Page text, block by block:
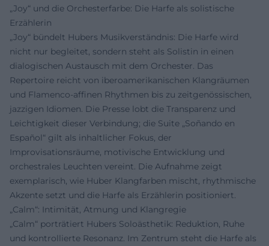
„Joy“ und die Orchesterfarbe: Die Harfe als solistische
Erzählerin
„Joy“ bündelt Hubers Musikverständnis: Die Harfe wird
nicht nur begleitet, sondern steht als Solistin in einen
dialogischen Austausch mit dem Orchester. Das
Repertoire reicht von iberoamerikanischen Klangräumen
und Flamenco-affinen Rhythmen bis zu zeitgenössischen,
jazzigen Idiomen. Die Presse lobt die Transparenz und
Leichtigkeit dieser Verbindung; die Suite „Soñando en
Español“ gilt als inhaltlicher Fokus, der
Improvisationsräume, motivische Entwicklung und
orchestrales Leuchten vereint. Die Aufnahme zeigt
exemplarisch, wie Huber Klangfarben mischt, rhythmische
Akzente setzt und die Harfe als Erzählerin positioniert.
„Calm“: Intimität, Atmung und Klangregie
„Calm“ porträtiert Hubers Soloästhetik: Reduktion, Ruhe
und kontrollierte Resonanz. Im Zentrum steht die Harfe als